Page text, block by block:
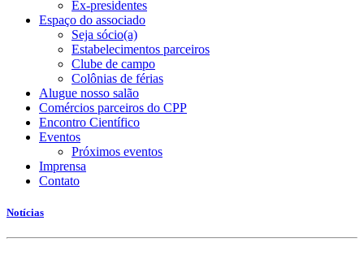
Ex-presidentes
Espaço do associado
Seja sócio(a)
Estabelecimentos parceiros
Clube de campo
Colônias de férias
Alugue nosso salão
Comércios parceiros do CPP
Encontro Científico
Eventos
Próximos eventos
Imprensa
Contato
Notícias